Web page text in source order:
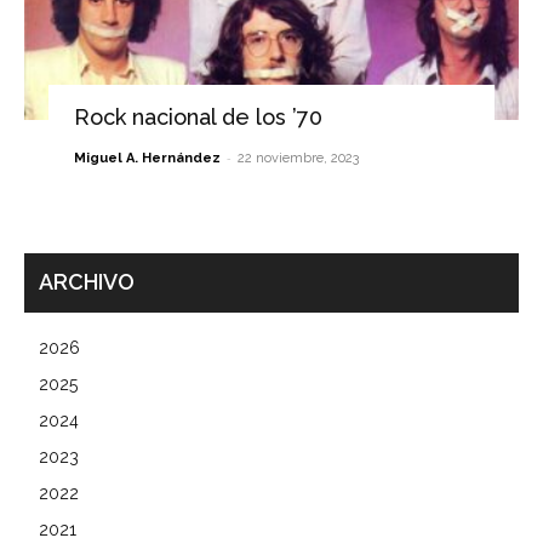
Rock nacional de los ’70
Miguel A. Hernández - 22 noviembre, 2023
ARCHIVO
2026
2025
2024
2023
2022
2021